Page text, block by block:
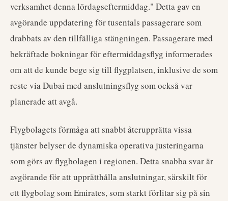
verksamhet denna lördagseftermiddag." Detta gav en
avgörande uppdatering för tusentals passagerare som
drabbats av den tillfälliga stängningen. Passagerare med
bekräftade bokningar för eftermiddagsflyg informerades
om att de kunde bege sig till flygplatsen, inklusive de som
reste via Dubai med anslutningsflyg som också var
planerade att avgå.
Flygbolagets förmåga att snabbt återupprätta vissa
tjänster belyser de dynamiska operativa justeringarna
som görs av flygbolagen i regionen. Detta snabba svar är
avgörande för att upprätthålla anslutningar, särskilt för
ett flygbolag som Emirates, som starkt förlitar sig på sin